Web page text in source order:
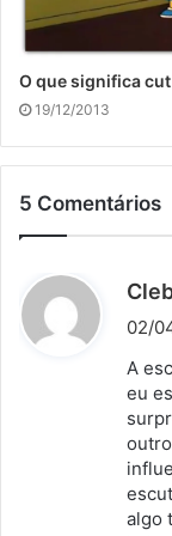
O que significa
19/12/2013
5 Comentários
02/
A
eu
algo